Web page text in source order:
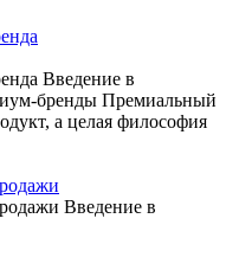
Введение в
бренды Премиальный
а целая философия
Введение в